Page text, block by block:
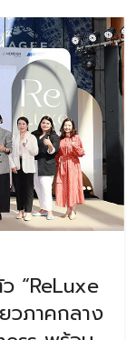
“ReLuxe
วภาคกลาง